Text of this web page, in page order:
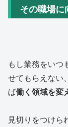
その職場に
もし業務をいつ
せてもらえない
ば働く領域を変
見切りをつけら